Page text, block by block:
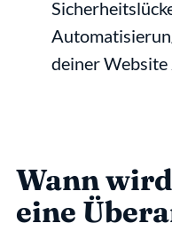
deiner
Wann
eine